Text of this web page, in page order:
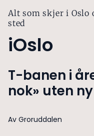
Alt som skjer i Oslo
sted
iOslo
T-banen i
nok» uten
Av Groruddalen